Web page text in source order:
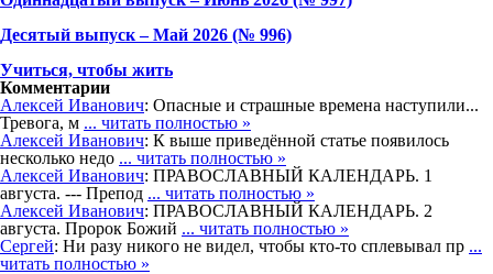
Деcятый выпуск – Май 2026 (№ 996)
Учиться, чтобы жить
Комментарии
Алексей Иванович: Опасные и страшные времена наступили...
Тревога, м ... читать полностью »
Алексей Иванович: К выше приведённой статье появилось
несколько недо ... читать полностью »
Алексей Иванович: ПРАВОСЛАВНЫЙ КАЛЕНДАРЬ. 1
августа. --- Препод ... читать полностью »
Алексей Иванович: ПРАВОСЛАВНЫЙ КАЛЕНДАРЬ. 2
августа. Пророк Божий ... читать полностью »
Сергей: Ни разу никого не видел, чтобы кто-то сплевывал пр ...
читать полностью »